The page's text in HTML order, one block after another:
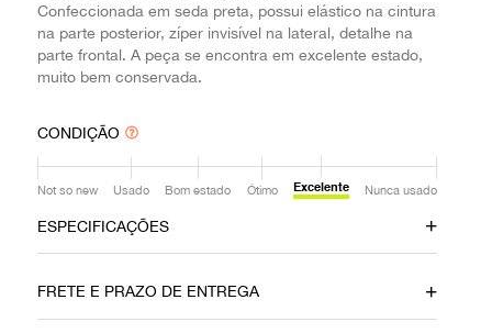
Confeccionada em seda preta, possui elástico na cintura
na parte posterior, zíper invisível na lateral, detalhe na
parte frontal. A peça se encontra em excelente estado,
muito bem conservada.
CONDIÇÃO
Not so new Usado Bom estado Ótimo Excelente Nunca usado
ESPECIFICAÇÕES
10072023 Seda
FRETE E PRAZO DE ENTREGA